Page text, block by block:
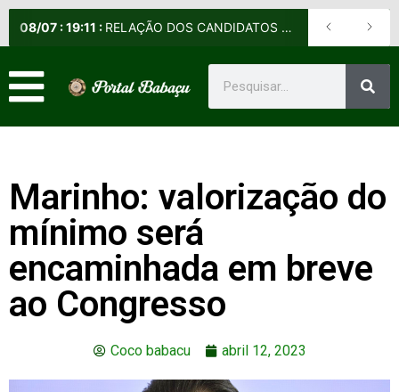
08/07 :19:11 : RELAÇÃO DOS CANDIDATOS SELECIONADOS E NÃO SELECIONADOS PARA A FASE PRESENCIAL DOS CURSOS DE APERFEIÇOAMENTO DE PRAÇAS (CAP) E DE FORMAÇÃO DE SARGENTOS (CFS) – EDITAL Nº 09/2026-DE
Marinho: valorização do
mínimo será
encaminhada em breve
ao Congresso
Coco babacu abril 12, 2023